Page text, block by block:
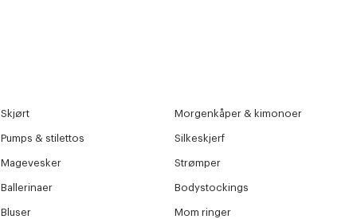
Skjørt Morgenkåper & kimonoer
Pumps & stilettos Silkeskjerf
Magevesker Strømper
Ballerinaer Bodystockings
Bluser Mom ringer